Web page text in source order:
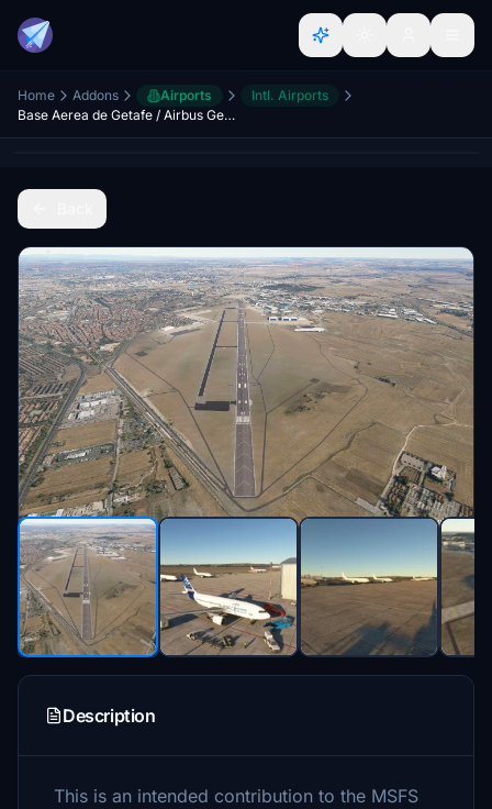
Home Addons Airports
Intl. Airports
Base Aerea de Getafe / Airbus Getafe (LEGT)
Description
This is an intended contribution to the MSFS